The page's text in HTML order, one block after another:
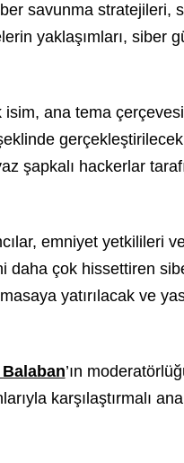
savunma stratejileri,
yaklaşımları, siber
ana tema
gerçekleştirilecek
şapkalı hackerlar
emniyet yetkilileri
daha çok hissettiren
yatırılacak ve
’ın
karşılaştırmalı